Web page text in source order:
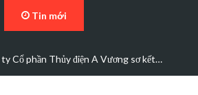
Tin mới
điện mặt trời mái nhà được bán điện dư